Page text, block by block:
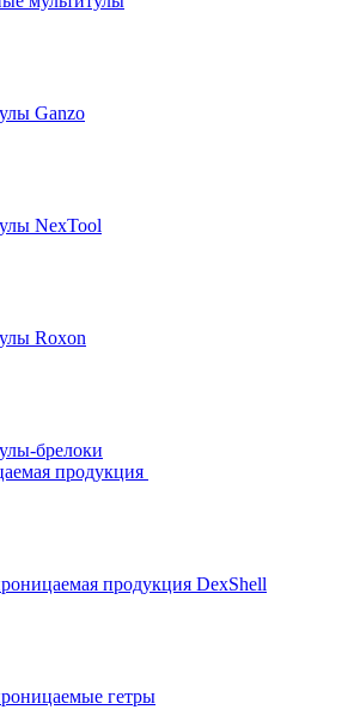
Ganzo
NexTool
Roxon
брелоки
продукция
продукция DexShell
гетры